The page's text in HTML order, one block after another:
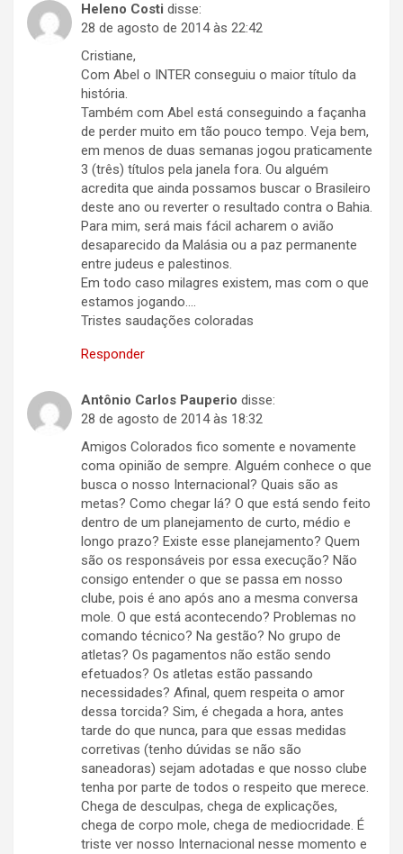
Heleno Costi disse:
28 de agosto de 2014 às 22:42
Cristiane,
Com Abel o INTER conseguiu o maior título da
história.
Também com Abel está conseguindo a façanha
de perder muito em tão pouco tempo. Veja bem,
em menos de duas semanas jogou praticamente
3 (três) títulos pela janela fora. Ou alguém
acredita que ainda possamos buscar o Brasileiro
deste ano ou reverter o resultado contra o Bahia.
Para mim, será mais fácil acharem o avião
desaparecido da Malásia ou a paz permanente
entre judeus e palestinos.
Em todo caso milagres existem, mas com o que
estamos jogando….
Tristes saudações coloradas
Responder
Antônio Carlos Pauperio disse:
28 de agosto de 2014 às 18:32
Amigos Colorados fico somente e novamente
coma opinião de sempre. Alguém conhece o que
busca o nosso Internacional? Quais são as
metas? Como chegar lá? O que está sendo feito
dentro de um planejamento de curto, médio e
longo prazo? Existe esse planejamento? Quem
são os responsáveis por essa execução? Não
consigo entender o que se passa em nosso
clube, pois é ano após ano a mesma conversa
mole. O que está acontecendo? Problemas no
comando técnico? Na gestão? No grupo de
atletas? Os pagamentos não estão sendo
efetuados? Os atletas estão passando
necessidades? Afinal, quem respeita o amor
dessa torcida? Sim, é chegada a hora, antes
tarde do que nunca, para que essas medidas
corretivas (tenho dúvidas se não são
saneadoras) sejam adotadas e que nosso clube
tenha por parte de todos o respeito que merece.
Chega de desculpas, chega de explicações,
chega de corpo mole, chega de mediocridade. É
triste ver nosso Internacional nesse momento e